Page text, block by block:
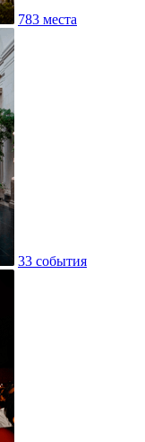
783 места
33 события